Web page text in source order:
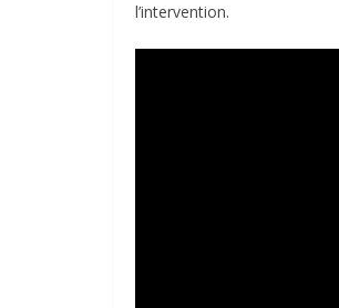
l’intervention.